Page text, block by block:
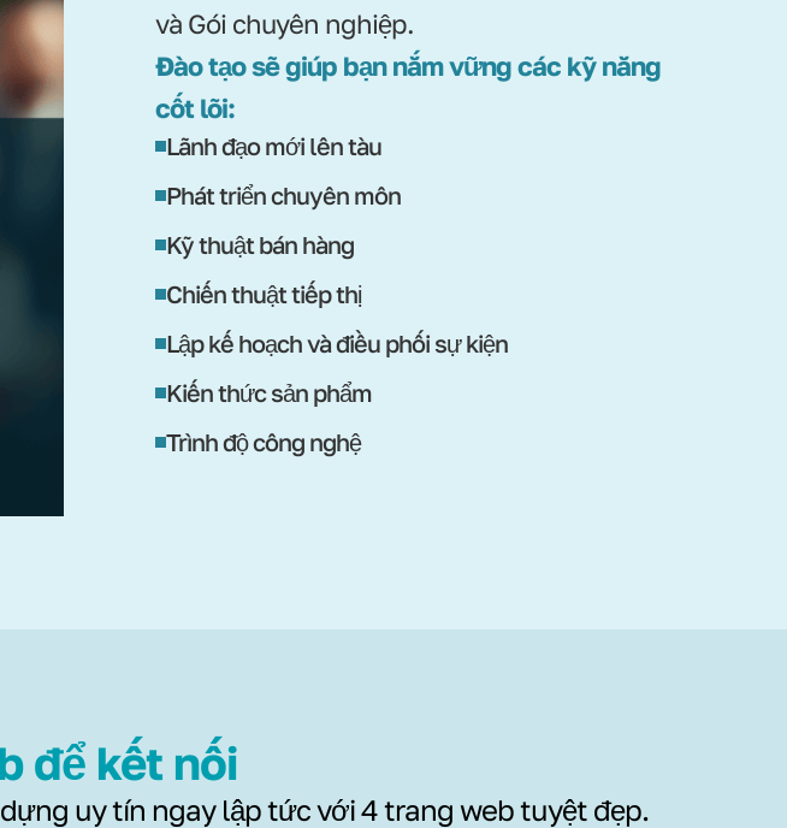
và Gói chuyên nghiệp.
Đào tạo sẽ giúp bạn nắm vững các kỹ năng
cốt lõi:
Lãnh đạo mới lên tàu
Phát triển chuyên môn
Kỹ thuật bán hàng
Chiến thuật tiếp thị
Lập kế hoạch và điều phối sự kiện
Kiến thức sản phẩm
Trình độ công nghệ
để kết nối
uy tín ngay lập tức với 4 trang web tuyệt đẹp.